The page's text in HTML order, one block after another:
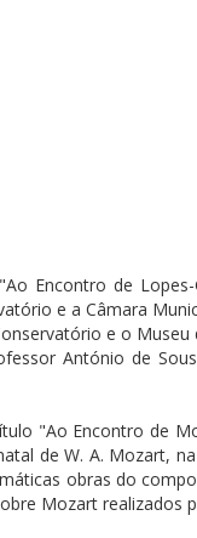
Encontro de
e a Câmara
e o
António de
"Ao Encontro de
de W. A. Mozart,
obras do
Mozart realizados